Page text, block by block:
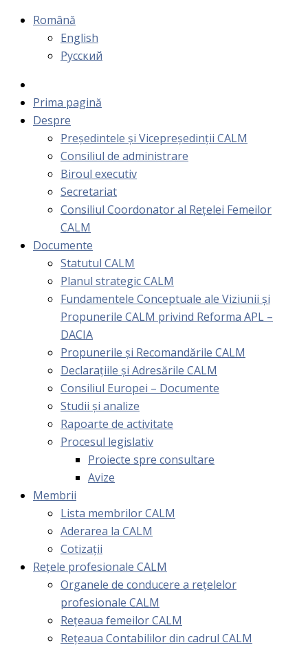
Română
English
Русский
Prima pagină
Despre
Președintele și Vicepreședinții CALM
Consiliul de administrare
Biroul executiv
Secretariat
Consiliul Coordonator al Rețelei Femeilor
CALM
Documente
Statutul CALM
Planul strategic CALM
Fundamentele Conceptuale ale Viziunii și
Propunerile CALM privind Reforma APL –
DACIA
Propunerile și Recomandările CALM
Declarațiile și Adresările CALM
Consiliul Europei – Documente
Studii și analize
Rapoarte de activitate
Procesul legislativ
Proiecte spre consultare
Avize
Membrii
Lista membrilor CALM
Aderarea la CALM
Cotizaţii
Rețele profesionale CALM
Organele de conducere a rețelelor
profesionale CALM
Rețeaua femeilor CALM
Rețeaua Contabililor din cadrul CALM